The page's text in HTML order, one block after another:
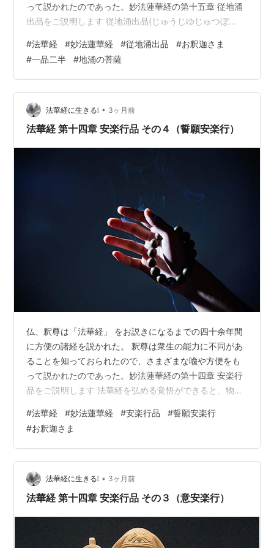
って説かれたのであった。妙法蓮華経の第十五章 従地涌
出品をご説明します 従地涌出品(じゅうじゆじゅつぼ
菩薩等（ぼさつら）は 志（こころざし）固（かた）くし
て怯弱無（きおくれな）く、無量劫（むりょうこう）よ
り来（このかた） 而（しか）も菩薩の道を行ぜり 難（む
つか）しき問答（もんどう）に巧（たくみ）にして 其の
心に畏（おそ）るる所無く 忍辱（にんいく）の心は決定
（けつじょう）し 端正（たんじょ…
#法華経 #妙法蓮華経 #従地涌出品 #お釈迦さま
#一品二半 #地涌の菩薩
法華経に生きる❕ • 3ヶ月前
法華経 第十四章 安楽行品 その４（誓願安楽行）
仏、釈尊は「法華経」 をお説きになるまでの四十余年間
に方便の諸経を説かれた。 釈尊は衆生の能力に不同があ
ることを知っておられたので、さまざまな喩や方便をも
って説かれたのであった。妙法蓮華経の第十四章 安楽行
品をご説明します 法華経を弘める覚悟ができると、物凄
いてあるとおりです (@_@。 法華経２８品の中で、古来
から四要品といわれる四つの重要な品(章）がある。その
四つの品とは、方便品、安楽行品、寿量品、普門品であ
る。 ◎ 第十四章 安楽行品（あんらくぎょうほん）から
☆ 教えを弘める誓い................誓願安楽行（せいがんあ
ん…
#法華経 #妙法蓮華経 #安楽行品 #誓願安楽行
#お釈迦さま
法華経に生きる❕ • 3ヶ月前
法華経 第十四章 安楽行品 その３（意安楽行）